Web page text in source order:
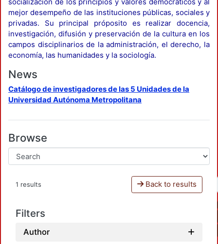
mejor desempeño de las instituciones públicas, sociales y
privadas. Su principal próposito es realizar docencia,
investigación, difusión y preservación de la cultura en los
campos disciplinarios de la administración, el derecho, la
economía, las humanidades y la sociología.
News
Catálogo de investigadores de las 5 Unidades de la
Universidad Autónoma Metropolitana
Browse
1 results Back to results
Filters
Author